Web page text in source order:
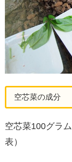
空芯菜の成分
空芯菜100グラ
表）